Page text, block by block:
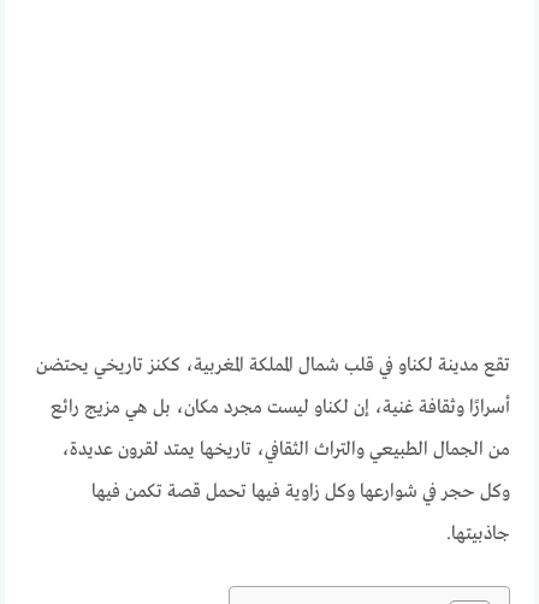
تقع مدينة لكناو في قلب شمال المملكة المغربية، ككنز تاريخي يحتضن
أسرارًا وثقافة غنية، إن لكناو ليست مجرد مكان، بل هي مزيج رائع
من الجمال الطبيعي والتراث الثقافي، تاريخها يمتد لقرون عديدة،
وكل حجر في شوارعها وكل زاوية فيها تحمل قصة تكمن فيها
جاذبيتها.